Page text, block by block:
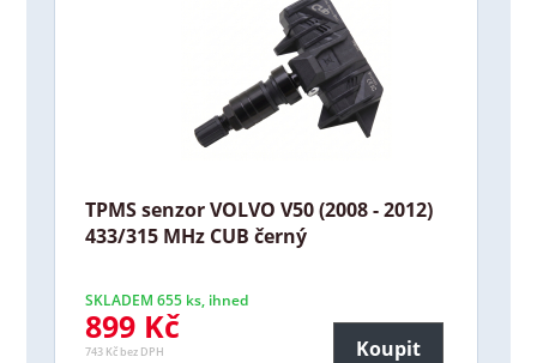
TPMS senzor VOLVO V50 (2008 - 2012)
433/315 MHz CUB černý
SKLADEM 655 ks, ihned
899 Kč
743 Kč bez DPH Koupit